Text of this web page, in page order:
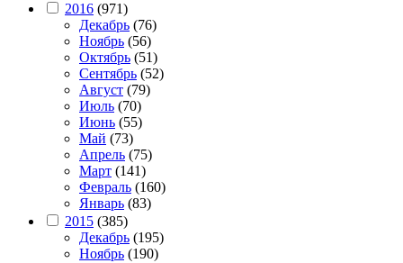
2016 (971)
Декабрь (76)
Ноябрь (56)
Октябрь (51)
Сентябрь (52)
Август (79)
Июль (70)
Июнь (55)
Май (73)
Апрель (75)
Март (141)
Февраль (160)
Январь (83)
2015 (385)
Декабрь (195)
Ноябрь (190)